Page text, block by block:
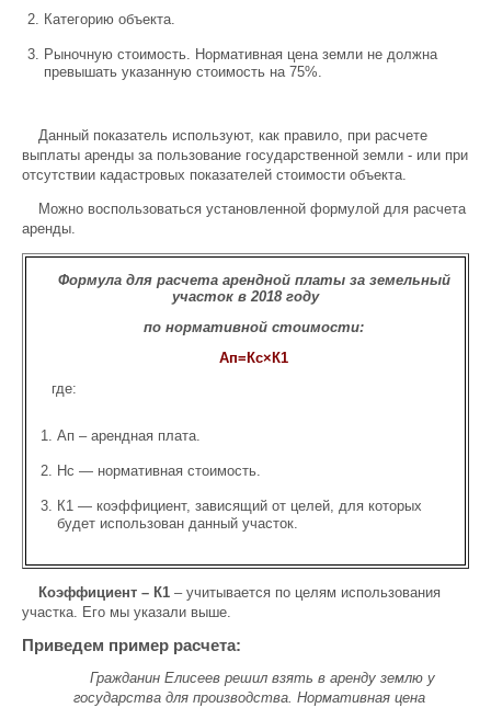
Категорию объекта.
Рыночную стоимость. Нормативная цена земли не должна
превышать указанную стоимость на 75%.
Данный показатель используют, как правило, при расчете
выплаты аренды за пользование государственной земли - или при
отсутствии кадастровых показателей стоимости объекта.
Можно воспользоваться установленной формулой для расчета
аренды.
Формула для расчета арендной платы за земельный
участок в 2018 году
по нормативной стоимости:
Ап=Кс×К1
где:
Ап – арендная плата.
Нс — нормативная стоимость.
К1 — коэффициент, зависящий от целей, для которых
будет использован данный участок.
Коэффициент – К1 – учитывается по целям использования
участка. Его мы указали выше.
Приведем пример расчета:
Гражданин Елисеев решил взять в аренду землю у
государства для производства. Нормативная цена